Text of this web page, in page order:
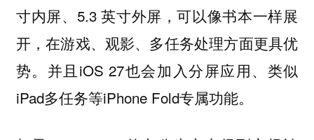
寸内屏、5.3 英寸外屏，可以像书本一样展
开，在游戏、观影、多任务处理方面更具优
势。并且iOS 27也会加入分屏应用、类似
iPad多任务等iPhone Fold专属功能。